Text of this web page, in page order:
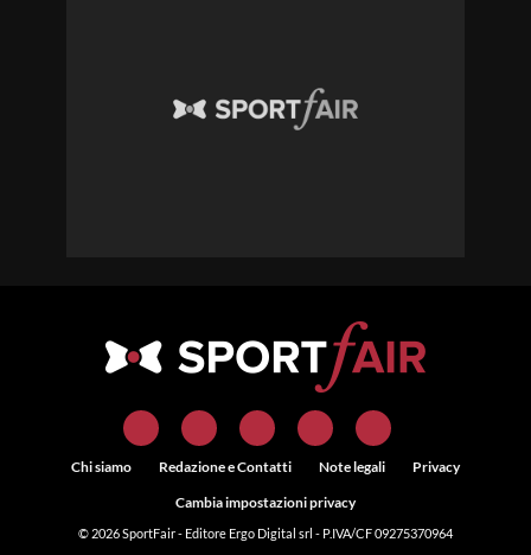
Chi siamo Redazione e Contatti Note legali
Privacy
Cambia impostazioni privacy
© 2026SportFair- Editore Ergo Digital srl - P.IVA/CF 09275370964